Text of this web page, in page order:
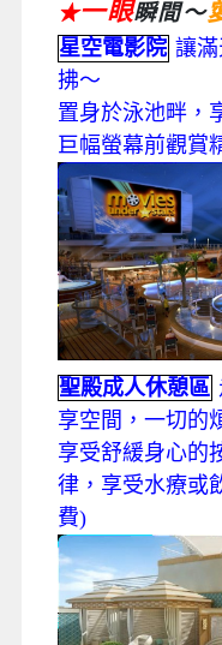
★一眼瞬間～
星空電影院 讓
拂～
置身於泳池畔，
巨幅螢幕前觀賞
聖殿成人休憩區
享空間，一切的
享受舒緩身心的
律，享受水療或
費)